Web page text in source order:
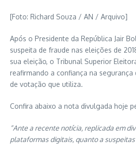
[Foto: Richard Souza / AN / Arquivo]
Após o Presidente da República Jair
suspeita de fraude nas eleições de
sua eleição, o Tribunal Superior
reafirmando a confiança na
de votação que utiliza.
Confira abaixo a nota divulgada hoje
“Ante a recente notícia, replicada em
plataformas digitais, quanto a